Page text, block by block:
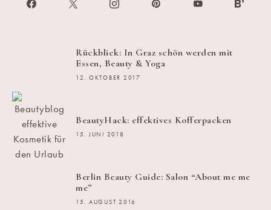
Rückblick: In Graz schön werden mit
Essen, Beauty & Yoga
12. OKTOBER 2017
BeautyHack: effektives Kofferpacken
15. JUNI 2018
Berlin Beauty Guide: Salon “About me me
me”
15. AUGUST 2016